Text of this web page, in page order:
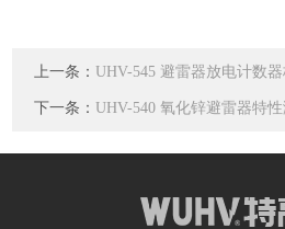
上一条：UHV-545 避雷器放电计数
下一条：UHV-540 氧化锌避雷器特